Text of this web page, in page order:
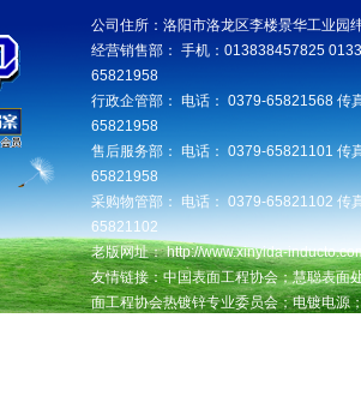
公司住所：洛阳市洛龙区李楼景华工业
经营销售部： 手机：013838457825
65821958
行政企管部： 电话： 0379-65821568 传
65821958
售后服务部： 电话： 0379-65821101 传
65821958
采购物管部： 电话： 0379-65821102 传
65821102
老版网址： http://www.xinyida-
友情链接：中国表面工程协会；慧聪表面
面工程协会热镀锌专业委员会；电镀电源